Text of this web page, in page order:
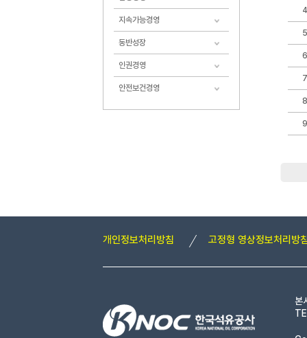
지속가능경영
동반성장
인권경영
안전보건경영
5
6
7
8
9
개인정보처리방침 고정형 영상정보처리방
본